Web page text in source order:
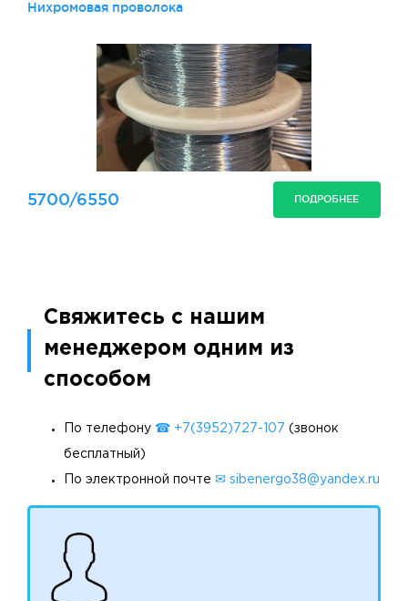
Нихромовая проволока
5700/6550 ПОДРОБНЕЕ
Свяжитесь с нашим
менеджером одним из
способом
По телефону ☎ +7(3952)727-107 (звонок
бесплатный)
По электронной почте ✉ sibenergo38@yandex.ru